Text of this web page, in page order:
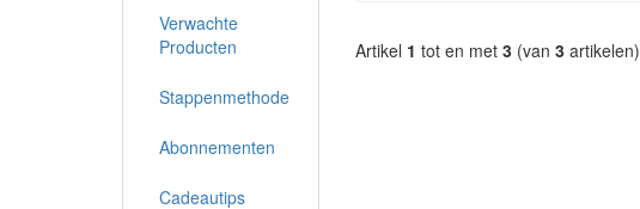
Artikel 1 tot en met 3 (van 3 artikelen)
Verwachte
Producten
Stappenmethode
Abonnementen
Cadeautips